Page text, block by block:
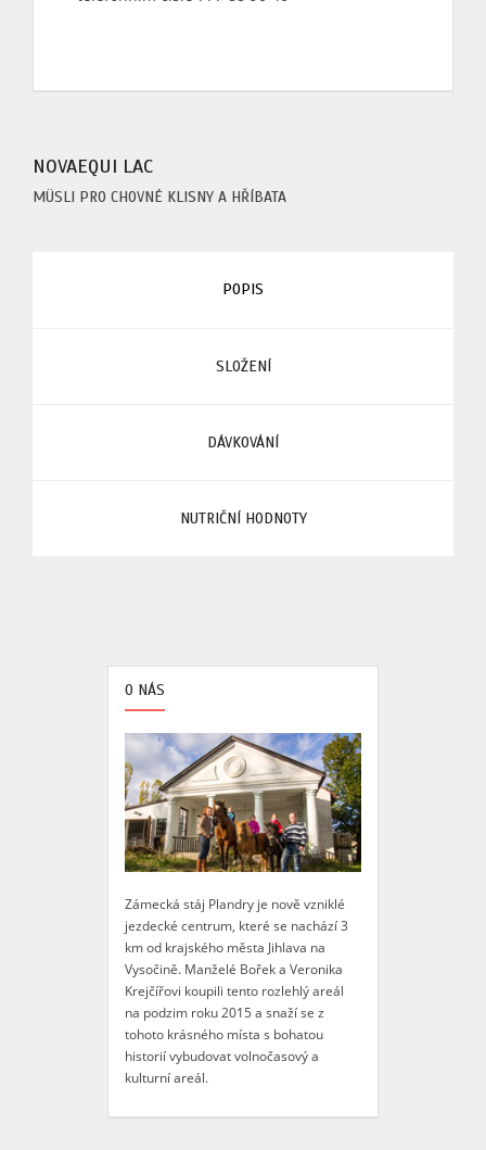
NOVAEQUI LAC
MÜSLI PRO CHOVNÉ KLISNY A HŘÍBATA
POPIS
SLOŽENÍ
DÁVKOVÁNÍ
NUTRIČNÍ HODNOTY
O NÁS
Zámecká stáj Plandry je nově vzniklé
jezdecké centrum, které se nachází 3
km od krajského města Jihlava na
Vysočině. Manželé Bořek a Veronika
Krejčířovi koupili tento rozlehlý areál
na podzim roku 2015 a snaží se z
tohoto krásného místa s bohatou
historií vybudovat volnočasový a
kulturní areál.